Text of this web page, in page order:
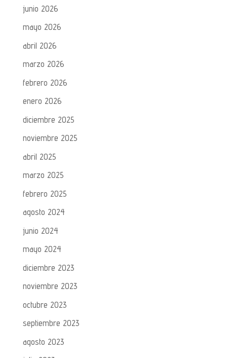
junio 2026
mayo 2026
abril 2026
marzo 2026
febrero 2026
enero 2026
diciembre 2025
noviembre 2025
abril 2025
marzo 2025
febrero 2025
agosto 2024
junio 2024
mayo 2024
diciembre 2023
noviembre 2023
octubre 2023
septiembre 2023
agosto 2023